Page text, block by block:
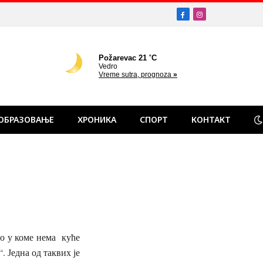
FacebookInstagram
ХРОНИКА СПОРТ КОНТАКТ
у коме нема куће
од таквих је